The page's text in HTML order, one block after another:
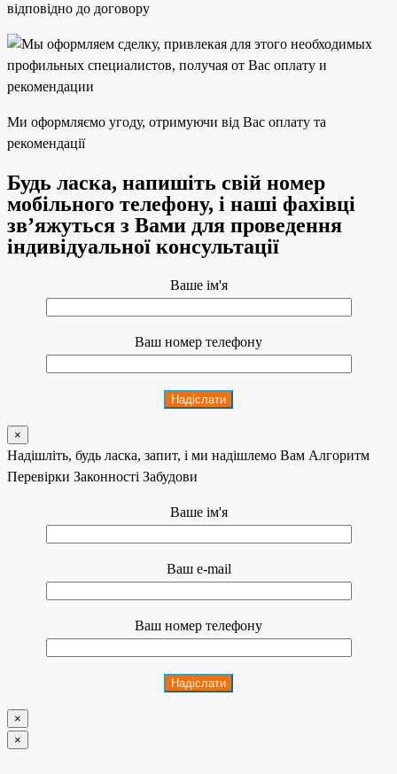
відповідно до договору
Ми оформляємо угоду, отримуючи від Вас оплату та
рекомендації
Будь ласка, напишіть свій номер
мобільного телефону, і наші фахівці
зв’яжуться з Вами для проведення
індивідуальної консультації
Ваше ім'я
Ваш номер телефону
×
Надішліть, будь ласка, запит, і ми надішлемо Вам Алгоритм
Перевірки Законності Забудови
Ваше ім'я
Ваш e-mail
Ваш номер телефону
×
×